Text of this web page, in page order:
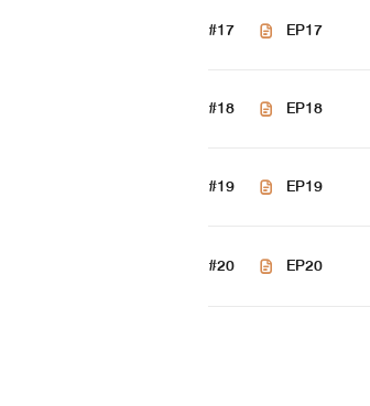
#17 EP17
#18 EP18
#19 EP19
#20 EP20